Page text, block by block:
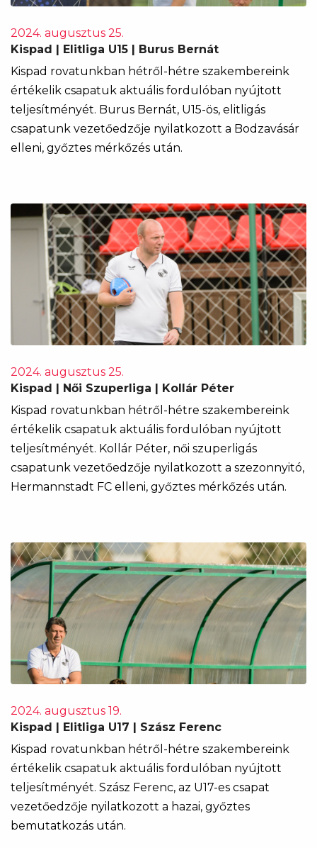
2024. augusztus 25.
Kispad | Elitliga U15 | Burus Bernát
Kispad rovatunkban hétről-hétre szakembereink
értékelik csapatuk aktuális fordulóban nyújtott
teljesítményét. Burus Bernát, U15-ös, elitligás
csapatunk vezetőedzője nyilatkozott a Bodzavásár
elleni, győztes mérkőzés után.
2024. augusztus 25.
Kispad | Női Szuperliga | Kollár Péter
Kispad rovatunkban hétről-hétre szakembereink
értékelik csapatuk aktuális fordulóban nyújtott
teljesítményét. Kollár Péter, női szuperligás
csapatunk vezetőedzője nyilatkozott a szezonnyitó,
Hermannstadt FC elleni, győztes mérkőzés után.
2024. augusztus 19.
Kispad | Elitliga U17 | Szász Ferenc
Kispad rovatunkban hétről-hétre szakembereink
értékelik csapatuk aktuális fordulóban nyújtott
teljesítményét. Szász Ferenc, az U17-es csapat
vezetőedzője nyilatkozott a hazai, győztes
bemutatkozás után.